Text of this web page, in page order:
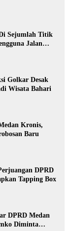
Di Sejumlah Titik
Jalan
Golkar Desak
Wisata Bahari
Kronis,
Baru
DPRD
Tapping Box
DPRD Medan
Diminta